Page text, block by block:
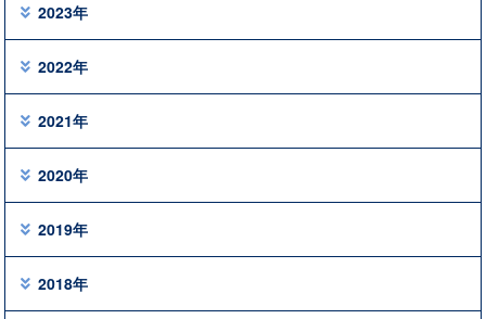
2023年
2022年
2021年
2020年
2019年
2018年